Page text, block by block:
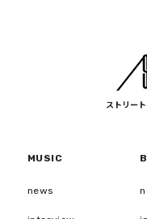
ストリー
MUSIC
news